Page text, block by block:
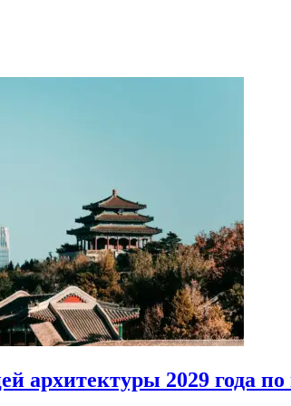
архитектуры 2029 года